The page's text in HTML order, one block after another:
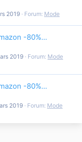
2019 Forum: Mode
-80%...
2019 Forum: Mode
-80%...
2019 Forum: Mode